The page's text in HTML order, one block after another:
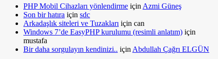
PHP Mobil Cihazları yönlendirme için Azmi Güneş
Son bir hatıra için sdc
Arkadaşlık siteleri ve Tuzakları için can
Windows 7’de EasyPHP kurulumu (resimli anlatım) için
mustafa
Bir daha sorgulayın kendinizi.. için Abdullah Çağrı ELGÜN